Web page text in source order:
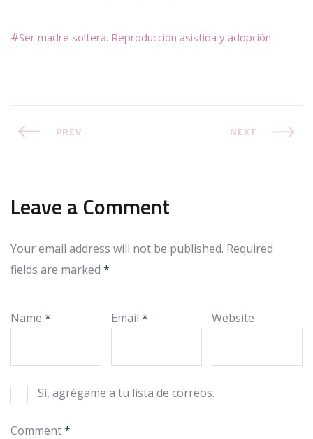
Ser madre soltera. Reproducción asistida y adopción
PREV NEXT
Leave a Comment
Your email address will not be published. Required
fields are marked *
Name * Email* Website
Sí, agrégame a tu lista de correos.
Comment*